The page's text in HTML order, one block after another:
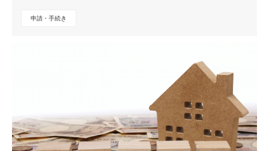
申請・手続き